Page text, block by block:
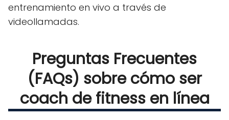
entrenamiento en vivo a través de
videollamadas.
Preguntas Frecuentes
(FAQs) sobre cómo ser
coach de fitness en línea